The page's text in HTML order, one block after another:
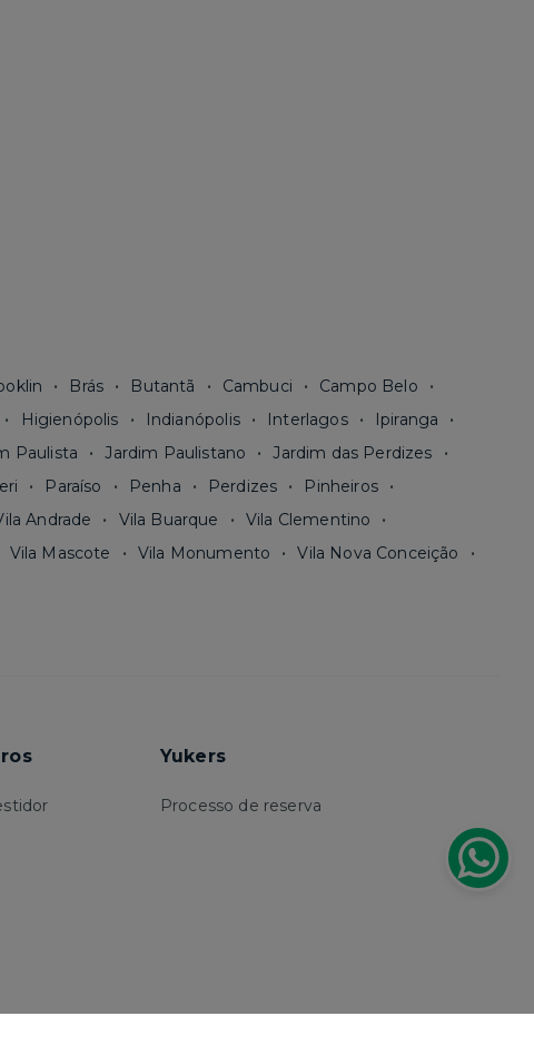
Brás Butantã Cambuci
Campo Belo
Higienópolis Indianópolis Interlagos
Ipiranga
Paulista Jardim Paulistano
Jardim das Perdizes
Paraíso Penha Perdizes
Pinheiros
Andrade Vila Buarque
Vila Clementino
Vila Mascote Vila Monumento
Vila Nova Conceição
Yukers
Processo de reserva